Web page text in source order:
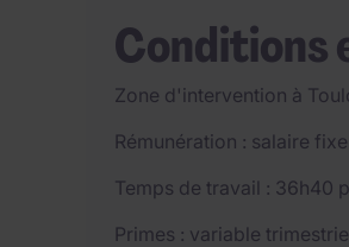
Conditions
Zone d'intervention à
Rémunération : salaire
Temps de travail : 36h40
Primes : variable